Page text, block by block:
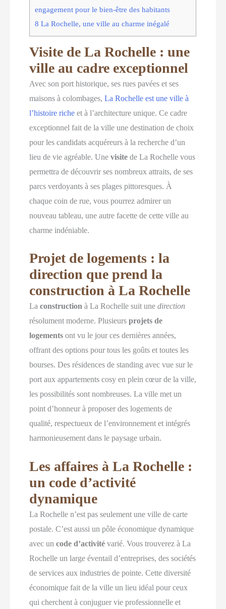
engagement pour le bien-être des habitants
8 La Rochelle, une ville au charme inégalé
Visite de La Rochelle : une
ville au cadre exceptionnel
Avec son port historique, ses rues pavées et ses
maisons à colombages,La Rochelle est une ville à
l’histoire riche et à l’architecture unique. Ce cadre
exceptionnel fait de la ville une destination de choix
pour les candidats acquéreurs à la recherche d’un
lieu de vie agréable. Unevisite de La Rochelle vous
permettra de découvrir ses nombreux attraits, de ses
parcs verdoyants à ses plages pittoresques. À
chaque coin de rue, vous pourrez admirer un
nouveau tableau, une autre facette de cette ville au
charme indéniable.
Projet de logements : la
direction que prend la
construction à La Rochelle
Laconstruction à La Rochelle suit unedirection
résolument moderne. Plusieursprojets de
logements ont vu le jour ces dernières années,
offrant des options pour tous les goûts et toutes les
bourses. Des résidences de standing avec vue sur le
port aux appartements cosy en plein cœur de la ville,
les possibilités sont nombreuses. La ville met un
point d’honneur à proposer des logements de
qualité, respectueux de l’environnement et intégrés
harmonieusement dans le paysage urbain.
Les affaires à La Rochelle :
un code d’activité
dynamique
La Rochelle n’est pas seulement une ville de carte
postale. C’est aussi un pôle économique dynamique
avec uncode d’activité varié. Vous trouverez à La
Rochelle un large éventail d’entreprises, des sociétés
de services aux industries de pointe. Cette diversité
économique fait de la ville un lieu idéal pour ceux
qui cherchent à conjuguer vie professionnelle et